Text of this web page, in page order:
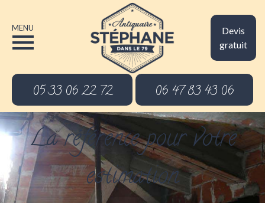
Devis
gratuit
MENU
05 33 06 22 72 06 47 83 43 06
La référence pour votre
estimation